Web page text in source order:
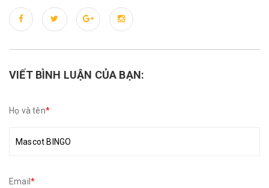
VIẾT BÌNH LUẬN CỦA BẠN:
Họ và tên*
Email *